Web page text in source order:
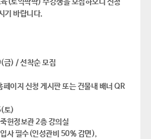
(토익팍팍) 수강생을 모집하오니 신청
기 바랍니다.
) / 선착순 모집
이지 신청 게시판 또는 건물내 배너 QR
토)
헌정보관 2층 강의실
사 필수(인성관비 50% 감면),